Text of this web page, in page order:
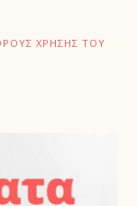
ΧΡΉΣΗΣ ΤΟΥ